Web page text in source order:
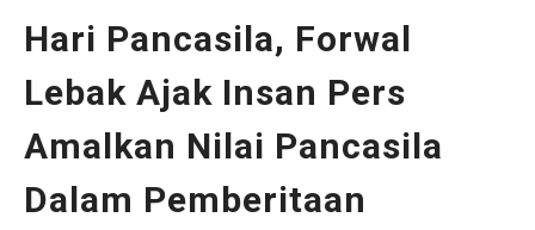
Hari Pancasila, Forwal
Lebak Ajak Insan Pers
Amalkan Nilai Pancasila
Dalam Pemberitaan